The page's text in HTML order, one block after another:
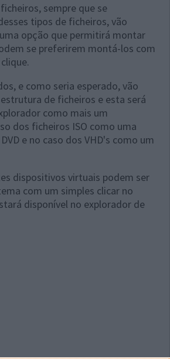
sempre que se
tipos de ficheiros, vão
opção que permitirá montar
se preferirem montá-los com
e como seria esperado, vão
de ficheiros e esta será
como mais um
dos ficheiros ISO como uma
e no caso dos VHD's como um
dispositivos virtuais podem ser
com um simples clicar no
disponível no explorador de